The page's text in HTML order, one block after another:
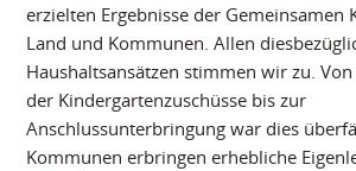
erzielten Ergebnisse der Gemeinsamen
Land und Kommunen. Allen
Haushaltsansätzen stimmen wir zu.
der Kindergartenzuschüsse bis zur
Anschlussunterbringung war dies
Kommunen erbringen erhebliche